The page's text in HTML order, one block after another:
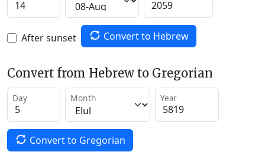
After sunset Convert to Hebrew
Convert from Hebrew to Gregorian
Day Month Year
Convert to Gregorian